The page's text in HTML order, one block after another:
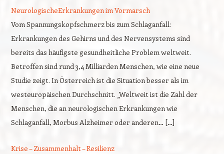
NeurologischeErkrankungen im Vormarsch
Vom Spannungskopfschmerz bis zum Schlaganfall:
Erkrankungen des Gehirns und des Nervensystems sind
bereits das häufigste gesundheitliche Problem weltweit.
Betroffen sind rund 3,4 Milliarden Menschen, wie eine neue
Studie zeigt. In Österreich ist die Situation besser als im
westeuropäischen Durchschnitt. „Weltweit ist die Zahl der
Menschen, die an neurologischen Erkrankungen wie
Schlaganfall, Morbus Alzheimer oder anderen… […]
Krise – Zusammenhalt – Resilienz